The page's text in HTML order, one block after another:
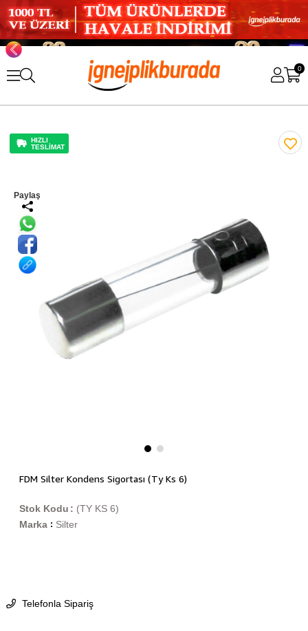
0
HIZLI
TESLİMAT
Paylaş
FDM Silter Kondens Sigortası (Ty Ks 6)
(TY KS 6)
Stok Kodu
Marka : Silter
Telefonla Sipariş